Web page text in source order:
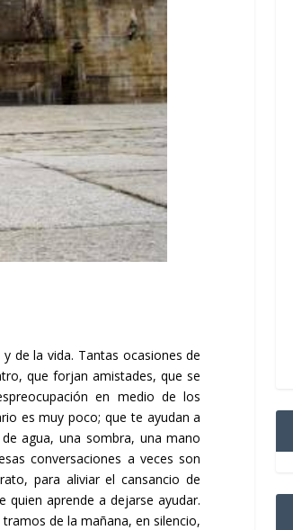
de la vida. Tantas ocasiones de
que forjan amistades, que se
en medio de los
es muy poco; que te ayudan a
agua, una sombra, una mano
conversaciones a veces son
para aliviar el cansancio de
aprende a dejarse ayudar.
de la mañana, en silencio,